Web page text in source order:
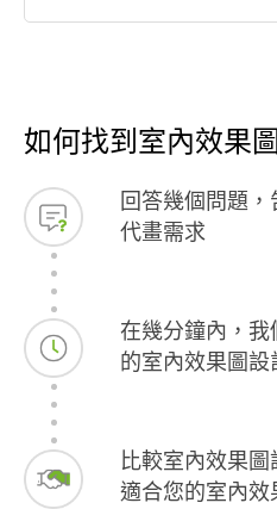
如何找到室內效果
回答幾個問題
代畫需求
在幾分鐘內，我
的室內效果圖設
比較室內效果
適合您的室內效